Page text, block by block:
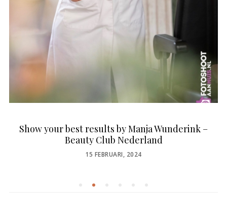
Show your best results by Manja Wunderink –
Beauty Club Nederland
POSTED
15 FEBRUARI, 2024